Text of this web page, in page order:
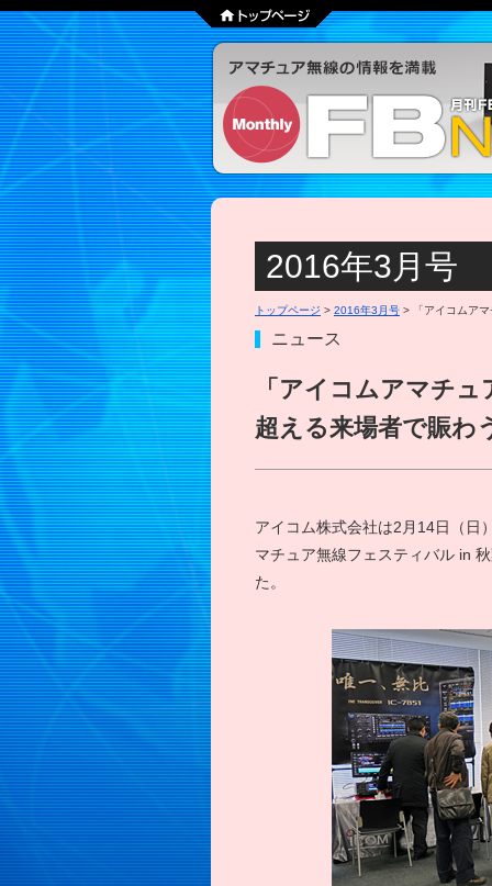
2016年3月号
トップページ > 2016年3月号 > 「アイコムア
ニュース
「アイコムアマチ
超える来場者で賑わ
アイコム株式会社は2月14日（日
マチュア無線フェスティバル in
た。